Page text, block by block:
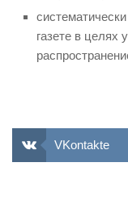
газете в целях
VKontakte